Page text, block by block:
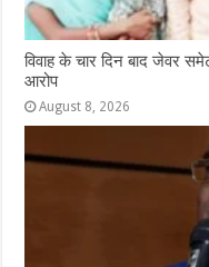
विवाह के चार दिन बाद जेवर
आरोप
August 8, 2026